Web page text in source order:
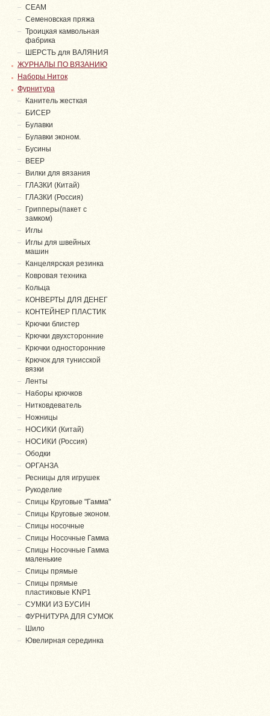
СЕАМ
Семеновская пряжа
Троицкая камвольная
фабрика
ШЕРСТЬ для ВАЛЯНИЯ
ЖУРНАЛЫ ПО ВЯЗАНИЮ
Наборы Ниток
Фурнитура
Канитель жесткая
БИСЕР
Булавки
Булавки эконом.
Бусины
ВЕЕР
Вилки для вязания
ГЛАЗКИ (Китай)
ГЛАЗКИ (Россия)
Грипперы(пакет с
замком)
Иглы
Иглы для швейных
машин
Канцелярская резинка
Ковровая техника
Кольца
КОНВЕРТЫ ДЛЯ ДЕНЕГ
КОНТЕЙНЕР ПЛАСТИК
Крючки блистер
Крючки двухсторонние
Крючки односторонние
Крючок для тунисской
вязки
Ленты
Наборы крючков
Нитковдеватель
Ножницы
НОСИКИ (Китай)
НОСИКИ (Россия)
Ободки
ОРГАНЗА
Ресницы для игрушек
Рукоделие
Спицы Круговые "Гамма"
Спицы Круговые эконом.
Спицы носочные
Спицы Носочные Гамма
Спицы Носочные Гамма
маленькие
Спицы прямые
Спицы прямые
пластиковые KNP1
СУМКИ ИЗ БУСИН
ФУРНИТУРА ДЛЯ СУМОК
Шило
Ювелирная серединка